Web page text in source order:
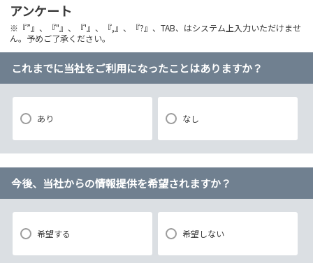
アンケート
※『”』、『"』、『'』、『,』、『?』、TAB、はシステム上入力いただけませ
ん。予めご了承ください。
これまでに当社をご利用になったことはありますか？
あり なし
今後、当社からの情報提供を希望されますか？
希望する 希望しない